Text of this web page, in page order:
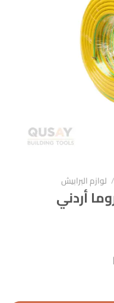
/ لوازم البرابيش